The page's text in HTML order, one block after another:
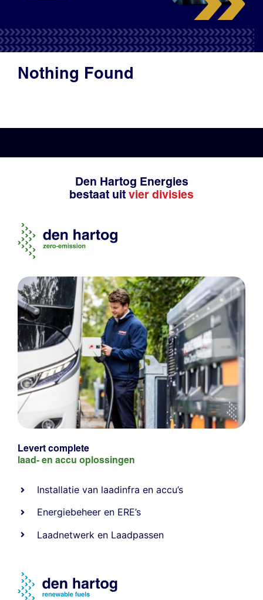
Nothing Found
Den Hartog Energies
bestaat uit vier divisies
Levert complete
laad- en accu oplossingen
Installatie van laadinfra en accu’s
Energiebeheer en ERE’s
Laadnetwerk en Laadpassen